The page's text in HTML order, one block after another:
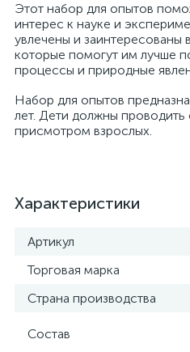
Этот набор для опытов
интерес к науке и
увлечены и заинтересованы
которые помогут им лучше
процессы и природные
Набор для опытов
лет. Дети должны
присмотром взрослых.
Характеристики
Артикул
Торговая марка
Страна производства
Состав